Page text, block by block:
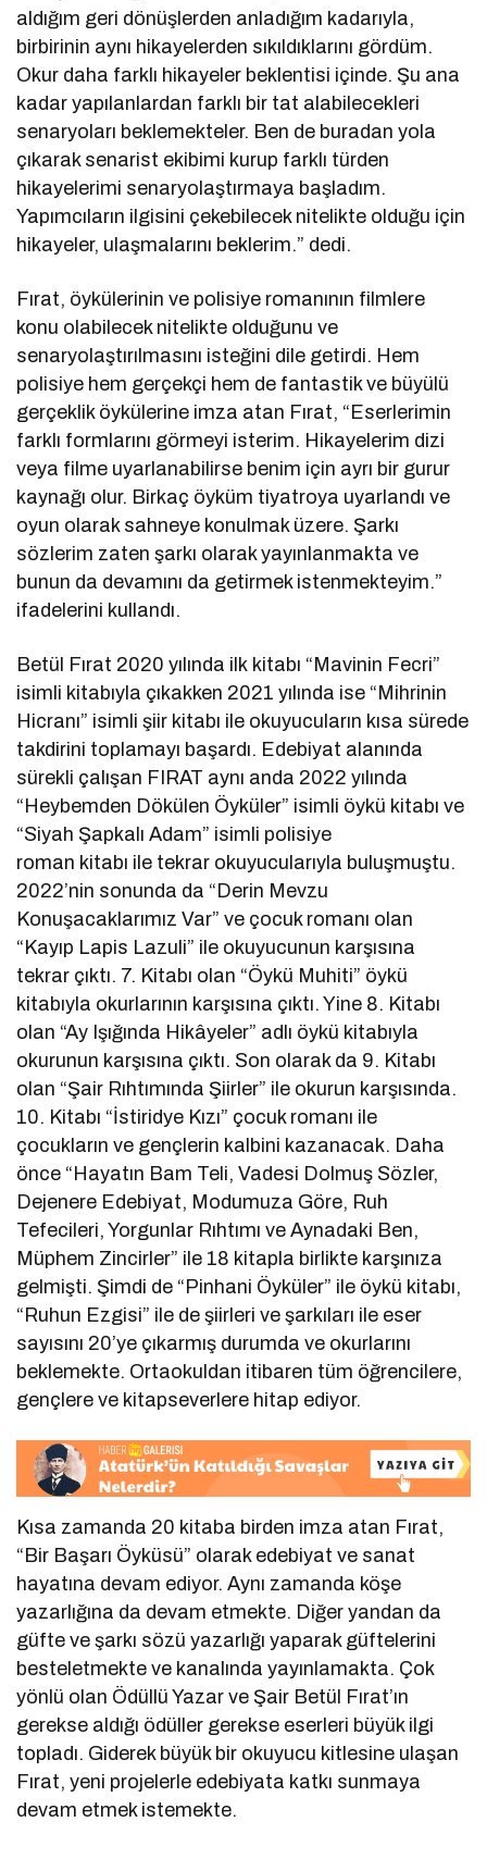
aldığım geri dönüşlerden anladığım kadarıyla,
birbirinin aynı hikayelerden sıkıldıklarını gördüm.
Okur daha farklı hikayeler beklentisi içinde. Şu ana
kadar yapılanlardan farklı bir tat alabilecekleri
senaryoları beklemekteler. Ben de buradan yola
çıkarak senarist ekibimi kurup farklı türden
hikayelerimi senaryolaştırmaya başladım.
Yapımcıların ilgisini çekebilecek nitelikte olduğu için
hikayeler, ulaşmalarını beklerim.” dedi.
Fırat, öykülerinin ve polisiye romanının filmlere
konu olabilecek nitelikte olduğunu ve
senaryolaştırılmasını isteğini dile getirdi. Hem
polisiye hem gerçekçi hem de fantastik ve büyülü
gerçeklik öykülerine imza atan Fırat, “Eserlerimin
farklı formlarını görmeyi isterim. Hikayelerim dizi
veya filme uyarlanabilirse benim için ayrı bir gurur
kaynağı olur. Birkaç öyküm tiyatroya uyarlandı ve
oyun olarak sahneye konulmak üzere. Şarkı
sözlerim zaten şarkı olarak yayınlanmakta ve
bunun da devamını da getirmek istenmekteyim.”
ifadelerini kullandı.
Betül Fırat 2020 yılında ilk kitabı “Mavinin Fecri”
isimli kitabıyla çıkakken 2021 yılında ise “Mihrinin
Hicranı” isimli şiir kitabı ile okuyucuların kısa sürede
takdirini toplamayı başardı. Edebiyat alanında
sürekli çalışan FIRAT aynı anda 2022 yılında
“Heybemden Dökülen Öyküler” isimli öykü kitabı ve
“Siyah Şapkalı Adam” isimli polisiye
roman kitabı ile tekrar okuyucularıyla buluşmuştu.
2022’nin sonunda da “Derin Mevzu
Konuşacaklarımız Var” ve çocuk romanı olan
“Kayıp Lapis Lazuli” ile okuyucunun karşısına
tekrar çıktı. 7. Kitabı olan “Öykü Muhiti” öykü
kitabıyla okurlarının karşısına çıktı. Yine 8. Kitabı
olan “Ay Işığında Hikâyeler” adlı öykü kitabıyla
okurunun karşısına çıktı. Son olarak da 9. Kitabı
olan “Şair Rıhtımında Şiirler” ile okurun karşısında.
10. Kitabı “İstiridye Kızı” çocuk romanı ile
çocukların ve gençlerin kalbini kazanacak. Daha
önce “Hayatın Bam Teli, Vadesi Dolmuş Sözler,
Dejenere Edebiyat, Modumuza Göre, Ruh
Tefecileri, Yorgunlar Rıhtımı ve Aynadaki Ben,
Müphem Zincirler” ile 18 kitapla birlikte karşınıza
gelmişti. Şimdi de “Pinhani Öyküler” ile öykü kitabı,
“Ruhun Ezgisi” ile de şiirleri ve şarkıları ile eser
sayısını 20’ye çıkarmış durumda ve okurlarını
beklemekte. Ortaokuldan itibaren tüm öğrencilere,
gençlere ve kitapseverlere hitap ediyor.
Kısa zamanda 20 kitaba birden imza atan Fırat,
“Bir Başarı Öyküsü” olarak edebiyat ve sanat
hayatına devam ediyor. Aynı zamanda köşe
yazarlığına da devam etmekte. Diğer yandan da
güfte ve şarkı sözü yazarlığı yaparak güftelerini
besteletmekte ve kanalında yayınlamakta. Çok
yönlü olan Ödüllü Yazar ve Şair Betül Fırat’ın
gerekse aldığı ödüller gerekse eserleri büyük ilgi
topladı. Giderek büyük bir okuyucu kitlesine ulaşan
Fırat, yeni projelerle edebiyata katkı sunmaya
devam etmek istemekte.